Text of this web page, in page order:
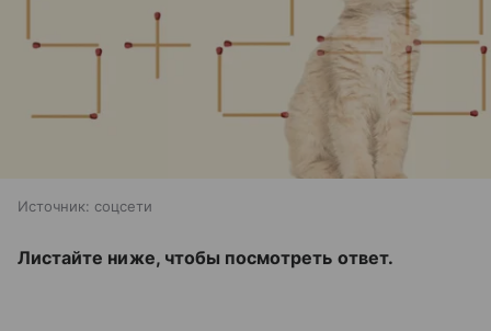
Источник: соцсети
Листайте ниже, чтобы посмотреть ответ.